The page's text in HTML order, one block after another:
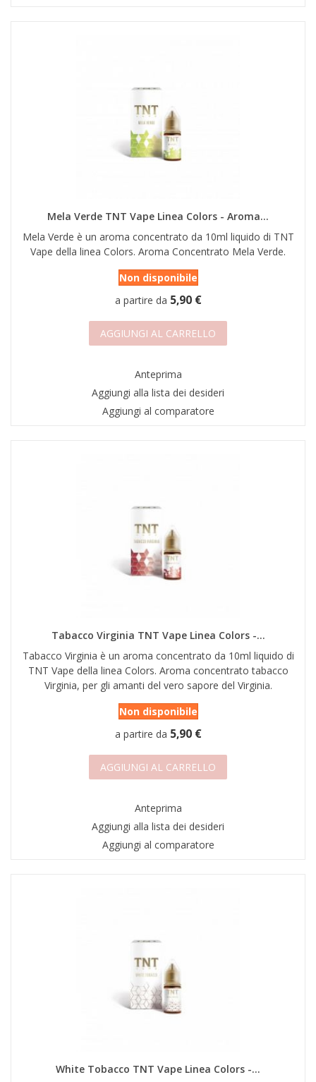
Mela Verde TNT Vape Linea Colors - Aroma...
Mela Verde è un aroma concentrato da 10ml liquido di TNT
Vape della linea Colors. Aroma Concentrato Mela Verde.
Non disponibile
a partire da 5,90 €
AGGIUNGI AL CARRELLO
Anteprima
Aggiungi alla lista dei desideri
Aggiungi al comparatore
Tabacco Virginia TNT Vape Linea Colors -...
Tabacco Virginia è un aroma concentrato da 10ml liquido di
TNT Vape della linea Colors. Aroma concentrato tabacco
Virginia, per gli amanti del vero sapore del Virginia.
Non disponibile
a partire da 5,90 €
AGGIUNGI AL CARRELLO
Anteprima
Aggiungi alla lista dei desideri
Aggiungi al comparatore
White Tobacco TNT Vape Linea Colors -...